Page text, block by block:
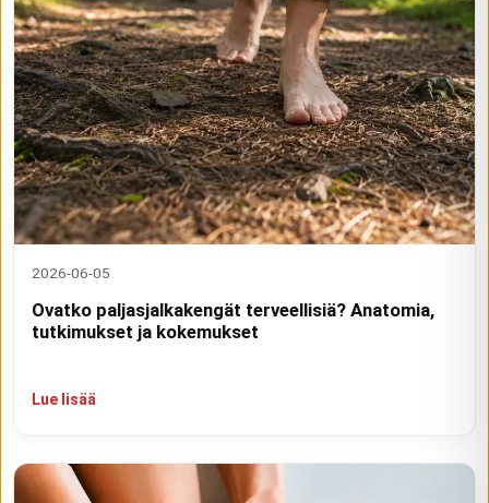
2026-06-05
Ovatko paljasjalkakengät terveellisiä? Anatomia,
tutkimukset ja kokemukset
Lue lisää